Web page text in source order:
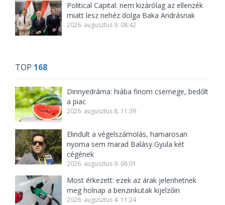
Political Capital: nem kizárólag az ellenzék
miatt lesz nehéz dolga Baka Andrásnak
2026. augusztus 9. 08:42
TOP 168
Dinnyedráma: hiába finom csemege, bedőlt
a piac
2026. augusztus 8. 11:39
Elindult a végelszámolás, hamarosan
nyoma sem marad Balásy Gyula két
cégének
2026. augusztus 9. 06:01
Most érkezett: ezek az árak jelenhetnek
meg holnap a benzinkutak kijelzőin
2026. augusztus 4. 11:24